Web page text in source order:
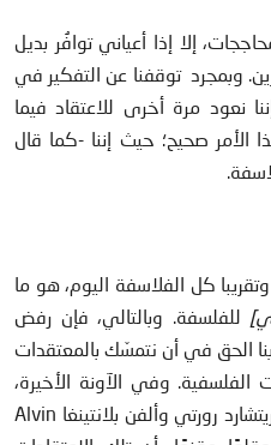
إلا إذا أعياني توافُر بديل
وبمجرد توقفنا عن التفكير في
نعود مرة أخرى للاعتقاد فيما
الأمر صحيح؛ حيث إننا -كما قال
كل الفلاسفة اليوم، هو ما
للفلسفة. وبالتالي، فإن رفض
الحق في أن نتمسّك بالمعتقدات
الفلسفية. وفي الآونة الأخيرة،
قال فيلسوفان مختلفان جدًّا هما ريتشارد رورتي وألفن بلانتينغا Alvin